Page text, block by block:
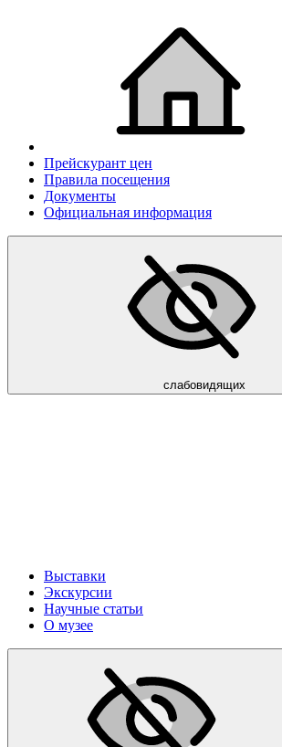
Прейскурант цен
Правила посещения
Документы
Официальная информация
слабовидящих
Выставки
Экскурсии
Научные статьи
О музее